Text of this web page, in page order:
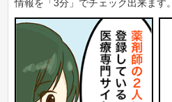
情報を「3分」でチェック出来ます。